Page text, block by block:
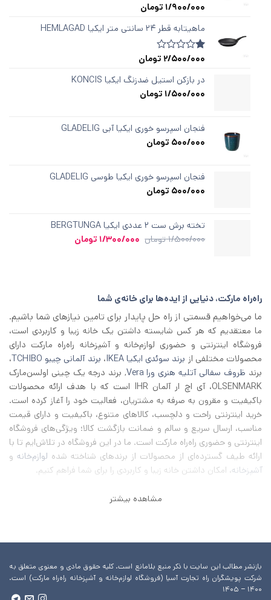
امتیازدهی
از
در
1
امتیازدهی
1/900/000 تومان
ماهیتابه قطر ۲۴ سانتی متر ایکیا HEMLAGAD
امتیازدهی
از
در
1
2/500/000 تومان
در بازکن استیل ضدزنگ ایکیا KONCIS
1/500/000 تومان
فنجان اسپرسو خوری ایکیا آبی GLADELIG
500/000 تومان
فنجان اسپرسو خوری ایکیا طوسی GLADELIG
500/000 تومان
تخته برش ست ۲ عددی ایکیا BERGTUNGA
1/500/000 تومان قیمت
1/300/000 تومان
راه‌راه مارکت، دنیایی از ایده‌ها برای خانه‌ی شما
ما می‌خواهیم قسمتی از راه حل پایدار برای تامین نیازهای شما باشیم.
ما معتقدیم که هر کس شایسته داشتن یک خانه زیبا و کاربردی است،
فروشگاه اینترنتی و حضوری لوازم‌خانه و آشپزخانه راه‌راه مارکت دارای
محصولات مختلفی از برند سوئدی ایکیا IKEA ، برند آلمانی چیبو TCHIBO
،
برند ظروف سفالی آتلیه هنری ورا Vera
, برند درجه یک چینی اولسن‌مارک
OLSENMARK، آی اچ‌ ار آلمان IHR است که با هدف ارائه محصولات
باکیفیت و مقرون به صرفه به مشتریان، فعالیت خود را آغاز کرده است.
خرید اینترنتی راحت و دلچسب، کالاهای متنوع، باکیفیت و دارای قیمت
مناسب، ارسال سریع و سالم و ضمانت بازگشت کالا؛ ویژگی‌های فروشگاه
اینترنتی و حضوری راه‌راه مارکت است. ما در این فروشگاه در تلاش‌ایم تا با
ارائه طیف گسترده‌ای از محصولات از برند‌های شناخته شده لوازم‌خانه و
آشپزخانه، امکان داشتن خانه زیبا و کاربردی را برای شما فراهم کنیم.
مشاهده بیشتر
بازنشر مطالب این سایت با ذکر منبع بلامانع است. کلیه حقوق مادی و معنوی متعلق به
شرکت پویشگران راه تجارت آسیا (فروشگاه لوازم‌خانه و آشپزخانه راه‌راه مارکت) است.
۱۴۰۰ – ۱۴۰۵